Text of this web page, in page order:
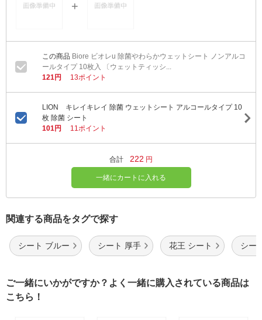
Biore ビオレu 除菌やわらかウェットシート ノンアルコ
ールタイプ 10枚入 〔ウェットティッシ...
121円
13ポイント
LION キレイキレイ 除菌 ウェットシート アルコールタイプ 10
枚 除菌 シート
101円
11ポイント
合計 222 円
一緒にカートに入れる
関連する商品をタグで探す
シート ブルー シート 厚手 花王 シート シー
ご一緒にいかがですか？よく一緒に購入されている商品は
こちら！